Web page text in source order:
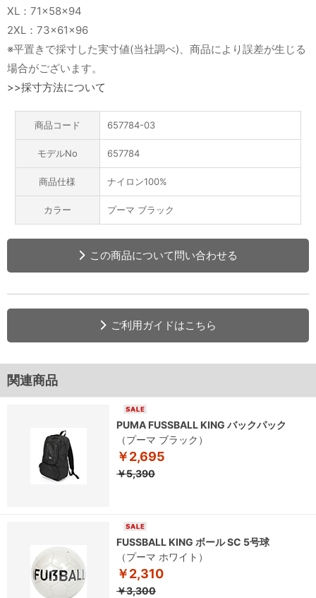
XL：71×58×94
2XL：73×61×96
※平置きで採寸した実寸値(当社調べ)、商品により誤差が生じる
場合がございます。
>>採寸方法について
商品コード 657784-03
モデルNo 657784
商品仕様 ナイロン100%
カラー プーマ ブラック
この商品について問い合わせる
ご利用ガイドはこちら
関連商品
PUMA FUSSBALL KING バックパック
（プーマ ブラック）
￥2,695
￥5,390
FUSSBALL KING ボール SC 5号球
（プーマ ホワイト）
￥2,310
￥3,300